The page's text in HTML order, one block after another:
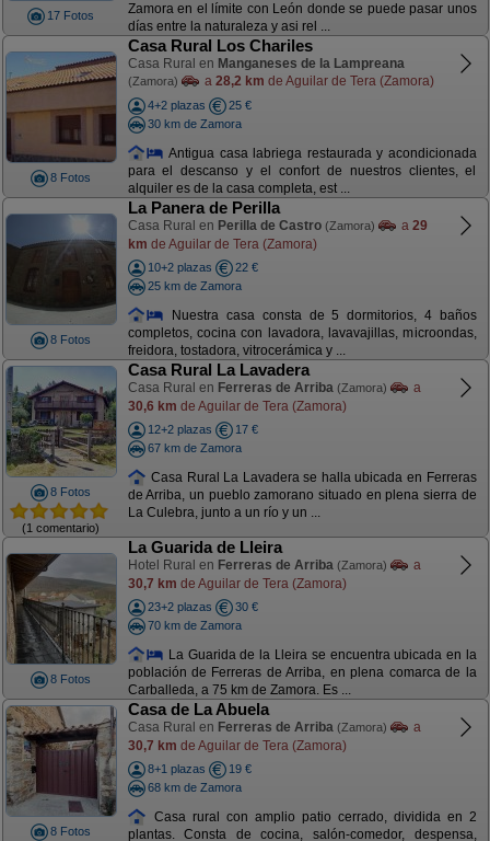
17 Fotos
Zamora en el límite con León donde se puede pasar unos
días entre la naturaleza y asi rel ...
8 Fotos
Casa Rural Los Chariles
Casa Rural en Manganeses de la Lampreana
(Zamora) a 28,2 km de Aguilar de Tera (Zamora)
4+2 plazas
25 €
30 km de Zamora
Antigua casa labriega restaurada y acondicionada
para el descanso y el confort de nuestros clientes, el
alquiler es de la casa completa, est ...
8 Fotos
La Panera de Perilla
Casa Rural en Perilla de Castro (Zamora) a 29
km de Aguilar de Tera (Zamora)
10+2 plazas
22 €
25 km de Zamora
Nuestra casa consta de 5 dormitorios, 4 baños
completos, cocina con lavadora, lavavajillas, microondas,
freidora, tostadora, vitrocerámica y ...
8 Fotos
(1 comentario)
Casa Rural La Lavadera
Casa Rural en Ferreras de Arriba (Zamora)
a
30,6 km de Aguilar de Tera (Zamora)
12+2 plazas
17 €
67 km de Zamora
Casa Rural La Lavadera se halla ubicada en Ferreras
de Arriba, un pueblo zamorano situado en plena sierra de
La Culebra, junto a un río y un ...
8 Fotos
La Guarida de Lleira
Hotel Rural en Ferreras de Arriba (Zamora)
a
30,7 km de Aguilar de Tera (Zamora)
23+2 plazas
30 €
70 km de Zamora
La Guarida de la Lleira se encuentra ubicada en la
población de Ferreras de Arriba, en plena comarca de la
Carballeda, a 75 km de Zamora. Es ...
8 Fotos
Casa de La Abuela
Casa Rural en Ferreras de Arriba (Zamora)
a
30,7 km de Aguilar de Tera (Zamora)
8+1 plazas
19 €
68 km de Zamora
Casa rural con amplio patio cerrado, dividida en 2
plantas. Consta de cocina, salón-comedor, despensa,